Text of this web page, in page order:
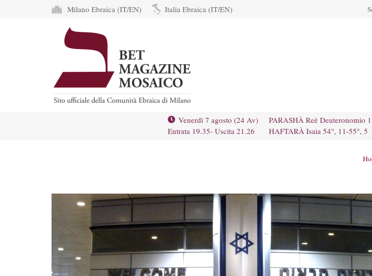
Milano Ebraica (IT/EN) Italia Ebraica (IT/EN)
Venerdì 7 agosto (24 Av)
Entrata 19.35- Uscita 21.26
PARASHÀ Reè Deuteronomio
HAFTARÀ Isaia 54°, 11-55°, 5